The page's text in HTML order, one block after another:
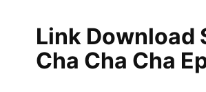
Link Download
Cha Cha Cha